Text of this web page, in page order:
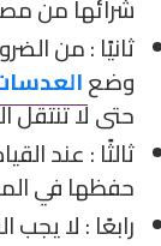
شرائها من
ثانيًا : من
وضع
حتى لا تنتقل
ثالثًا : عند
حفظها في
رابعًا : لا يجب